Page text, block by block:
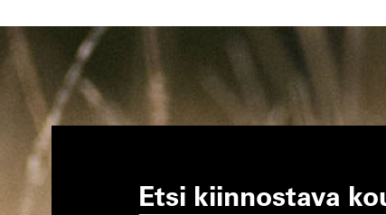
Etsi kiinnostava